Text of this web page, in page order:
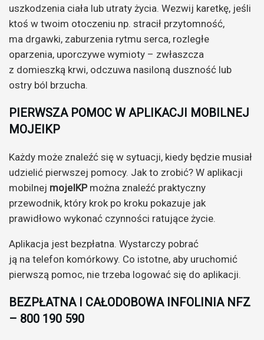
uszkodzenia ciała lub utraty życia. Wezwij karetkę, jeśli
ktoś w twoim otoczeniu np. stracił przytomność,
ma drgawki, zaburzenia rytmu serca, rozległe
oparzenia, uporczywe wymioty – zwłaszcza
z domieszką krwi, odczuwa nasiloną duszność lub
ostry ból brzucha.
PIERWSZA POMOC W APLIKACJI MOBILNEJ
MOJEIKP
Każdy może znaleźć się w sytuacji, kiedy będzie musiał
udzielić pierwszej pomocy. Jak to zrobić? W aplikacji
mobilnej mojeIKPmożna znaleźć praktyczny
przewodnik, który krok po kroku pokazuje jak
prawidłowo wykonać czynności ratujące życie.
Aplikacja jest bezpłatna. Wystarczy pobrać
ją na telefon komórkowy. Co istotne, aby uruchomić
pierwszą pomoc, nie trzeba logować się do aplikacji.
BEZPŁATNA I CAŁODOBOWA INFOLINIA NFZ
– 800 190 590